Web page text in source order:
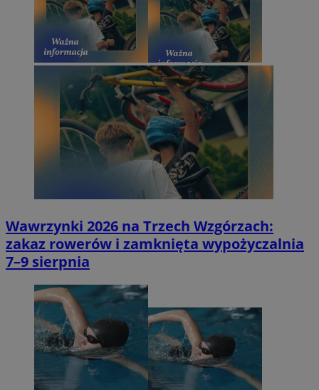
Wawrzynki 2026 na Trzech Wzgórzach:
zakaz rowerów i zamknięta wypożyczalnia
7–9 sierpnia